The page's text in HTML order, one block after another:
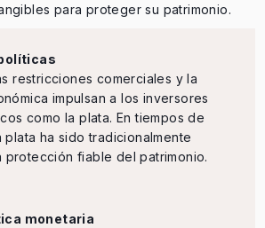
para proteger su patrimonio.
restricciones comerciales y la
impulsan a los inversores
como la plata. En tiempos de
plata ha sido tradicionalmente
protección fiable del patrimonio.
monetaria